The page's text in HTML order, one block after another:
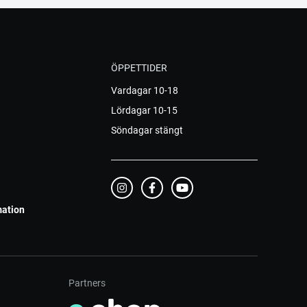
ÖPPETTIDER
Vardagar 10-18
Lördagar 10-15
Söndagar stängt
Partners